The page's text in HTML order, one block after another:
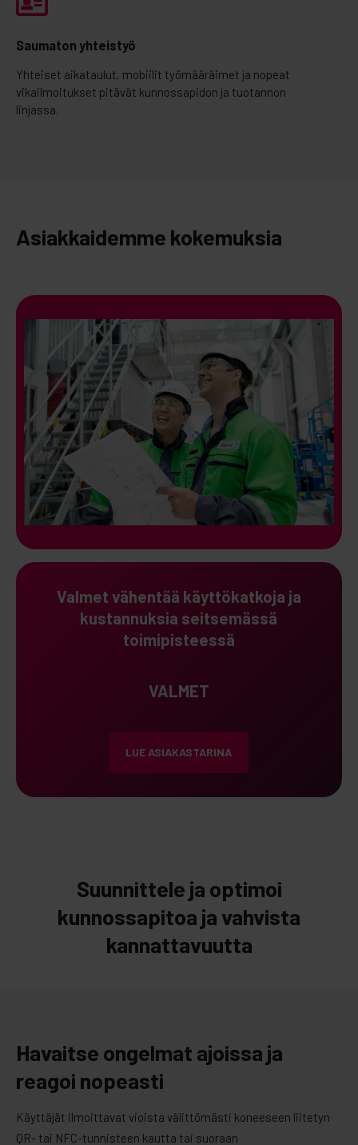
Saumaton yhteistyö
Yhteiset aikataulut, mobiilit työmääräimet ja nopeat
vikailmoitukset pitävät kunnossapidon ja tuotannon
linjassa.
Asiakkaidemme kokemuksia
Valmet vähentää käyttökatkoja ja
kustannuksia seitsemässä
toimipisteessä
VALMET
LUE ASIAKASTARINA
Suunnittele ja optimoi
kunnossapitoa ja vahvista
kannattavuutta
Havaitse ongelmat ajoissa ja
reagoi nopeasti
Käyttäjät ilmoittavat vioista välittömästi koneeseen liitetyn
QR- tai NFC-tunnisteen kautta tai suoraan